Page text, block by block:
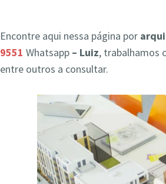
Encontre aqui nessa página por
9551 Whatsapp – Luiz, trabalhamos
entre outros a consultar.